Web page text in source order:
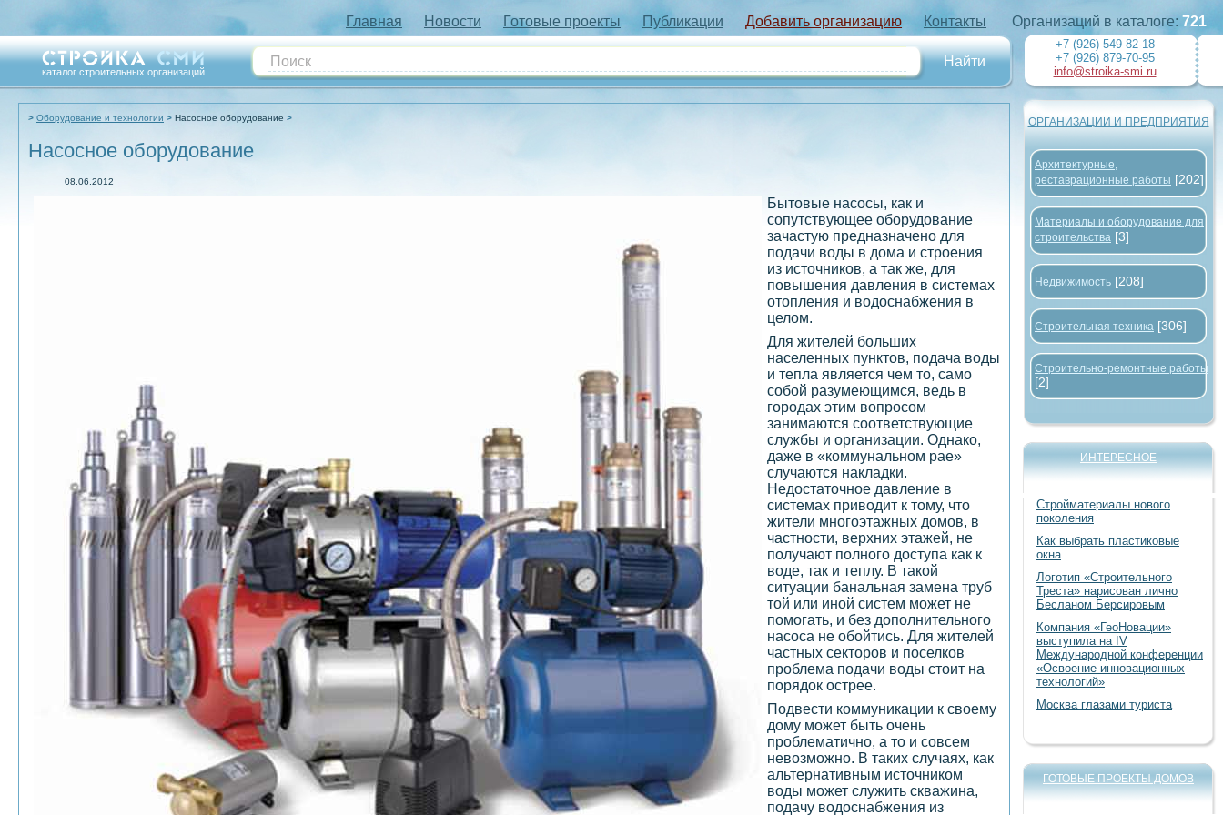
Главная Новости Готовые проекты Публикации Добавить организацию Контакты
каталог строительных организаций
Оборудование и технологии Насосное оборудование
Насосное оборудование
08.06.2012
Бытовые насосы, как и
сопутствующее оборудование
зачастую предназначено для
подачи воды в дома и строения
из источников, а так же, для
повышения давления в системах
отопления и водоснабжения в
целом.
Для жителей больших
населенных пунктов, подача воды
и тепла является чем то, само
собой разумеющимся, ведь в
городах этим вопросом
занимаются соответствующие
службы и организации. Однако,
даже в «коммунальном рае»
случаются накладки.
Недостаточное давление в
системах приводит к тому, что
жители многоэтажных домов, в
частности, верхних этажей, не
получают полного доступа как к
воде, так и теплу. В такой
ситуации банальная замена труб
той или иной систем может не
помогать, и без дополнительного
насоса не обойтись. Для жителей
частных секторов и поселков
проблема подачи воды стоит на
порядок острее.
Подвести коммуникации к своему
дому может быть очень
проблематично, а то и совсем
невозможно. В таких случаях, как
альтернативным источником
воды может служить скважина,
подачу водоснабжения из
Организаций в каталоге: 721
+7 (926) 549-82-18
+7 (926) 879-70-95
info@stroika-smi.ru
ОРГАНИЗАЦИИ И ПРЕДПРИЯТИЯ
Архитектурные,
реставрационные работы [202]
Материалы и оборудование для
строительства [3]
Недвижимость [208]
Строительная техника [306]
Строительно-ремонтные работы
[2]
ИНТЕРЕСНОЕ
Стройматериалы нового
поколения
Как выбрать пластиковые
окна
Логотип «Строительного
Треста» нарисован лично
Бесланом Берсировым
Компания «ГеоНовации»
выступила на IV
Международной конференции
«Освоение инновационных
технологий»
Москва глазами туриста
ГОТОВЫЕ ПРОЕКТЫ ДОМОВ